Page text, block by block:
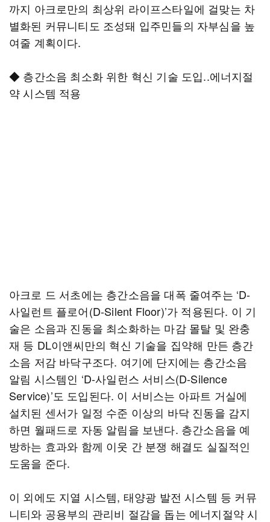
까지 아크로만의 최상위 라이프스타일에 걸맞는 차
별화된 커뮤니티도 조성돼 입주민들의 자부심을 높
여줄 계획이다.
◆ 층간소음 최소화 위한 혁신 기술 도입..에너지절
약 시스템 적용
아크로 드 서초에는 층간소음을 대폭 줄여주는 ‘D-
사일런트 플로어(D-Silent Floor)’가 적용된다. 이 기
술은 소음과 진동을 최소화하는 마감 몰탈 및 완충
재 등 DL이앤씨만의 혁신 기술을 집약해 만든 층간
소음 저감 바닥구조다. 여기에 단지에는 층간소음
알림 시스템인 ‘D-사일런스 서비스(D-Silence
Service)’도 도입된다. 이 서비스는 아파트 거실에
설치된 센서가 일정 수준 이상의 바닥 진동을 감지
하면 월패드로 자동 알림을 보낸다. 층간소음을 예
방하는 효과와 함께 이웃 간 분쟁 해결도 실질적인
도움을 준다.
이 외에도 지열 시스템, 태양광 발전 시스템 등 커뮤
니티와 공용부의 관리비 절감을 돕는 에너지절약 시